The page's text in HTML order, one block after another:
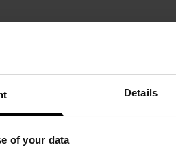
Details
of your data
di
6 veicoli
Un